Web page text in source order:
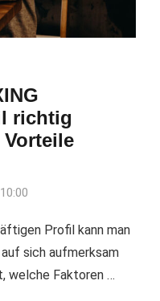
richtig
Profil kann man
sich aufmerksam
welche Faktoren …